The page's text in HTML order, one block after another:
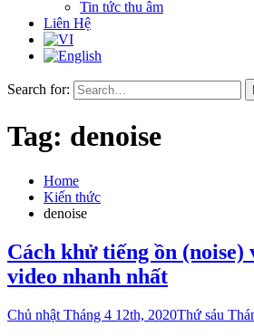
Tin tức thu âm
Liên Hệ
Search for:
Tag: denoise
Home
Kiến thức
denoise
Cách khử tiếng ồn (noise)
video nhanh nhất
Chủ nhật Tháng 4 12th, 2020Thứ sáu